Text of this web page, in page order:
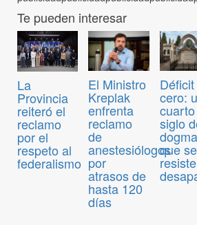
Te pueden interesar
La
Provincia
reiteró el
reclamo
por el
respeto al
federalismo
El Ministro
Kreplak
enfrenta
reclamo
de
anestesiólogos
por
atrasos de
hasta 120
días
Déficit
cero:
siglo
dogma
que se